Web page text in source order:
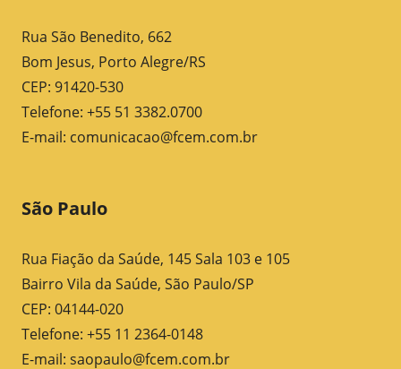
Rua São Benedito, 662
Bom Jesus, Porto Alegre/RS
CEP: 91420-530
Telefone: +55 51 3382.0700
E-mail: comunicacao@fcem.com.br
São Paulo
Rua Fiação da Saúde, 145 Sala 103 e 105
Bairro Vila da Saúde, São Paulo/SP
CEP: 04144-020
Telefone: +55 11 2364-0148
E-mail: saopaulo@fcem.com.br